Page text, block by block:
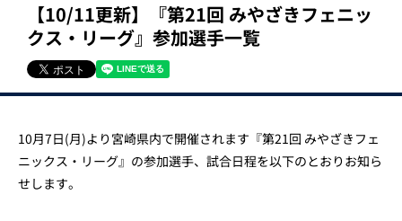
【10/11更新】『第21回 みやざきフェニッ
クス・リーグ』参加選手一覧
10月7日(月)より宮崎県内で開催されます『第21回 みやざきフェ
ニックス・リーグ』の参加選手、試合日程を以下のとおりお知ら
せします。